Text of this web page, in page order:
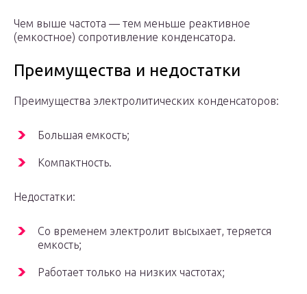
Чем выше частота — тем меньше реактивное
(емкостное) сопротивление конденсатора.
Преимущества и недостатки
Преимущества электролитических конденсаторов:
Большая емкость;
Компактность.
Недостатки:
Со временем электролит высыхает, теряется
емкость;
Работает только на низких частотах;